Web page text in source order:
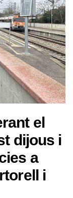
el
dijous i
a
i